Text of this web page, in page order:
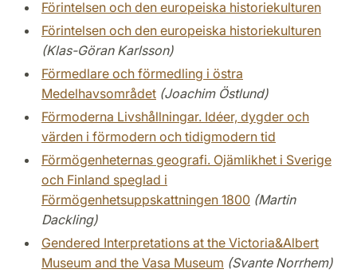
Förintelsen och den europeiska historiekulturen
Förintelsen och den europeiska historiekulturen
(Klas-Göran Karlsson)
Förmedlare och förmedling i östra
Medelhavsområdet (Joachim Östlund)
Förmoderna Livshållningar. Idéer, dygder och
värden i förmodern och tidigmodern tid
Förmögenheternas geografi. Ojämlikhet i Sverige
och Finland speglad i
Förmögenhetsuppskattningen 1800 (Martin
Dackling)
Gendered Interpretations at the Victoria&Albert
Museum and the Vasa Museum (Svante Norrhem)